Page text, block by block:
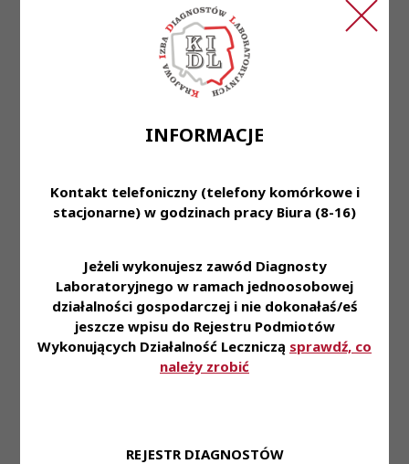
INFORMACJE
Kontakt telefoniczny (telefony komórkowe i
stacjonarne) w godzinach pracy Biura (8-16)
Jeżeli wykonujesz zawód Diagnosty
Laboratoryjnego w ramach jednoosobowej
działalności gospodarczej i nie dokonałaś/eś
jeszcze wpisu do Rejestru Podmiotów
Wykonujących Działalność Leczniczą sprawdź, co
należy zrobić
REJESTR DIAGNOSTÓW
- Doświadczenie w pracy w laboratorium
- Umiejętności zarządzania zespołem
- Rozwinięte zdolności komunikacyjne (przy
- Umiejętności obsługi komputera – MS Word, MS
podległego zespołu
- Zaangażowanie w wykonywane obowiązki
- Stabilne zatrudnienie na podstawie umowy o
pracę
- Pracę na najnowocześniejszym sprzęcie
diagnostycznym dostępnym na rynku
- Duży stopień samodzielności i odpowiedzialności
- Dofinansowanie do karty Multisport oraz